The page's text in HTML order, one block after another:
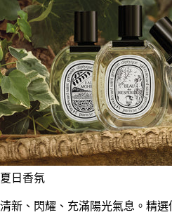
夏日香氛
清新、閃耀、充滿陽光氣息。精